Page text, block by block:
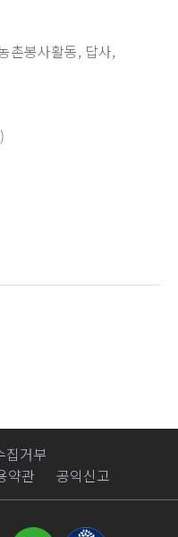
촌봉사활동, 답사,
집거부
약관 공익신고